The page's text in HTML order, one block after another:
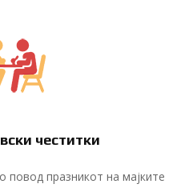
честитки
повод празникот на мајките